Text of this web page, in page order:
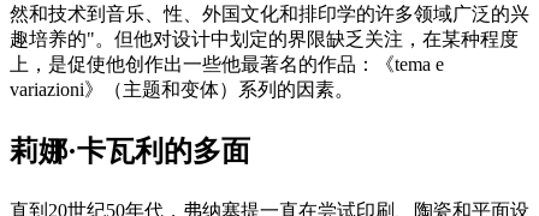
然和技术到音乐、性、外国文化和排印学的许多领域广泛的兴
趣培养的"。但他对设计中划定的界限缺乏关注，在某种程度
上，是促使他创作出一些他最著名的作品：《tema e
variazioni》（主题和变体）系列的因素。
莉娜·卡瓦利的多面
直到20世纪50年代，弗纳塞提一直在尝试印刷、陶瓷和平面设